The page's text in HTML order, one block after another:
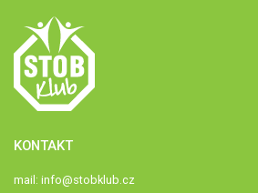
KONTAKT
mail: info@stobklub.cz